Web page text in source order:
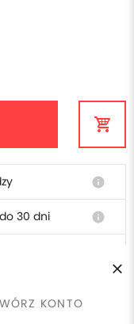
KONTO
info
30 dni info